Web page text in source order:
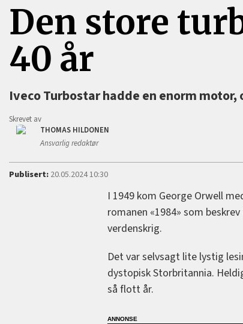
Den store
40 år
Iveco Turbostar hadde en enorm
Skrevet av
THOMAS HILDONEN
Ansvarlig redaktør
Publisert:20.05.2024 10:30
I 1949 kom George Orwell
romanen «1984» som
verdenskrig.
Det var selvsagt lite lystig
dystopisk Storbritannia.
så flott år.